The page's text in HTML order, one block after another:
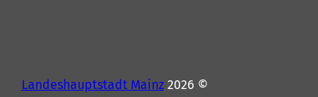
© 2026
Landeshauptstadt Mainz